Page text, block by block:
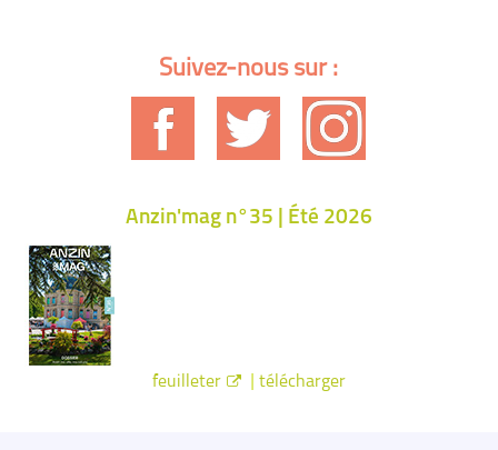
Suivez-nous sur :
Anzin'mag n°35 | Été 2026
feuilleter télécharger